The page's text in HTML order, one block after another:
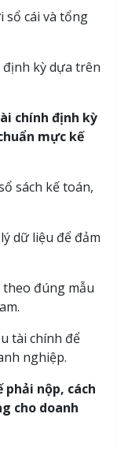
sổ cái và tổng
định kỳ dựa trên
chính định kỳ
mực kế
sách kế toán,
dữ liệu để đảm
theo đúng mẫu
tài chính để
nghiệp.
nộp, cách
cho doanh